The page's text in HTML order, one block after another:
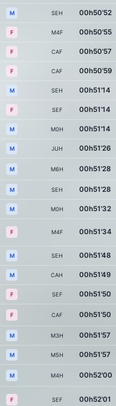
M SEH 00h50'52
F M4F 00h50'55
F CAF 00h50'57
F CAF 00h50'59
M SEH 00h51'14
F SEF 00h51'14
M M0H 00h51'14
M JUH 00h51'26
M M6H 00h51'28
M SEH 00h51'28
M M0H 00h51'32
F M4F 00h51'34
M SEH 00h51'48
M CAH 00h51'49
F SEF 00h51'50
F CAF 00h51'50
M M3H 00h51'57
M M5H 00h51'57
M M4H 00h52'00
F SEF 00h52'01